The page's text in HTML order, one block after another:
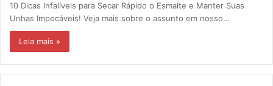
10 Dicas Infalíveis para Secar Rápido o Esmalte e Manter Suas
Unhas Impecáveis! Veja mais sobre o assunto em nosso…
Leia mais »